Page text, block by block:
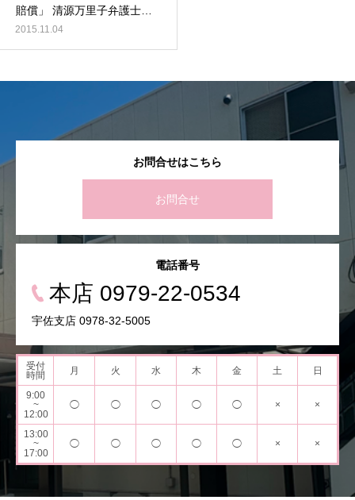
賠償」 清源万里子弁護士／
記事PDF
2015.11.04
お問合せはこちら
お問合せ
電話番号
本店 0979-22-0534
宇佐支店 0978-32-5005
受付
時間
月 火 水 木 金 土 日
9:00
~
12:00
◯ ◯ ◯ ◯ ◯ × ×
13:00
~
17:00
◯ ◯ ◯ ◯ ◯ × ×